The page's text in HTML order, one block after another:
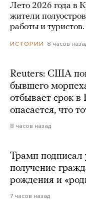
Лето 2026 года в
жители
работы и
ИСТОРИИ 8 часов
Reuters: США
бывшего
отбывает срок
опасается, что
8 часов назад
Трамп подписал
получение
рождения и
7 часов назад